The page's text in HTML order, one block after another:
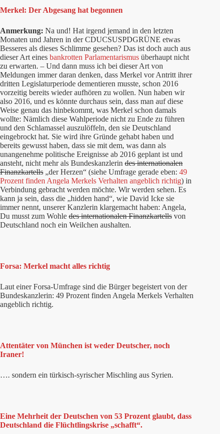
Merkel: Der Abgesang hat begonnen
Anmerkung: Na und! Hat irgend jemand in den letzten
Monaten und Jahren in der CDUCSUSPDGRÜNE etwas
Besseres als dieses Schlimme gesehen? Das ist doch auch aus
dieser Art eines bankrotten Parlamentarismus überhaupt nicht
zu erwarten. – Und dann muss ich bei dieser Art von
Meldungen immer daran denken, dass Merkel vor Antritt ihrer
dritten Legislaturperiode dementieren musste, schon 2016
vorzeitig bereits wieder aufhören zu wollen. Nun haben wir
also 2016, und es könnte durchaus sein, dass man auf diese
Weise genau das hinbekommt, was Merkel schon damals
wollte: Nämlich diese Wahlperiode nicht zu Ende zu führen
und den Schlamassel auszulöffeln, den sie Deutschland
eingebrockt hat. Sie wird ihre Gründe gehabt haben und
bereits gewusst haben, dass sie mit dem, was dann als
unangenehme politische Ereignisse ab 2016 geplant ist und
ansteht, nicht mehr als Bundeskanzlerin des internationalen
Finanzkartells „der Herzen“ (siehe Umfrage gerade eben: 49
Prozent finden Angela Merkels Verhalten angeblich richtig) in
Verbindung gebracht werden möchte. Wir werden sehen. Es
kann ja sein, dass die „hidden hand“, wie David Icke sie
immer nennt, unserer Kanzlerin klargemacht haben: Angela,
Du musst zum Wohle des internationalen Finanzkartells von
Deutschland noch ein Weilchen aushalten.
Forsa: Merkel macht alles richtig
Laut einer Forsa-Umfrage sind die Bürger begeistert von der
Bundeskanzlerin: 49 Prozent finden Angela Merkels Verhalten
angeblich richtig.
Attentäter von München ist weder Deutscher, noch
Iraner!
…. sondern ein türkisch-syrischer Mischling aus Syrien.
Eine Mehrheit der Deutschen von 53 Prozent glaubt, dass
Deutschland die Flüchtlingskrise „schafft“.